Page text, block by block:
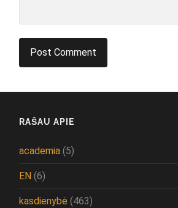
RAŠAU APIE
academia (5)
EN (6)
kasdienybė (463)